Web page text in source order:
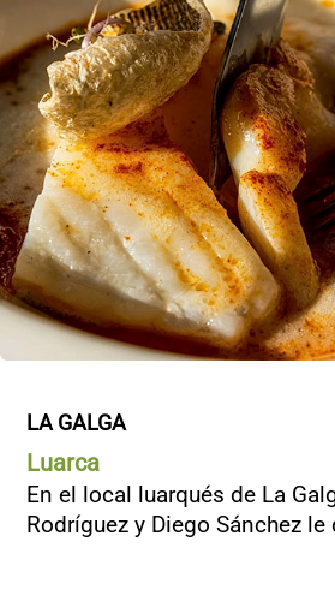
LA GALGA
Luarca
En el local luarqués de La
Rodríguez y Diego Sánchez le